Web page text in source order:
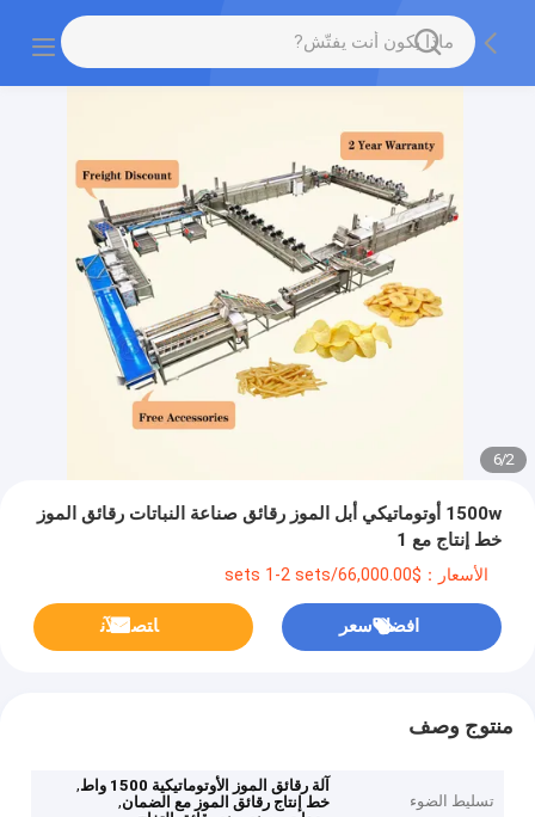
2
/
6
1500w أوتوماتيكي أبل الموز رقائق صناعة النباتات رقائق الموز
خط إنتاج مع 1
الأسعار：$66,000.00/sets 1-2 sets
افضل سعر ﺎﺘﺼﻟ ﺍﻶﻧ
منتوج وصف
تسليط الضوء
آلة رقائق الموز الأوتوماتيكية 1500 واط
,
خط إنتاج رقائق الموز مع الضمان,